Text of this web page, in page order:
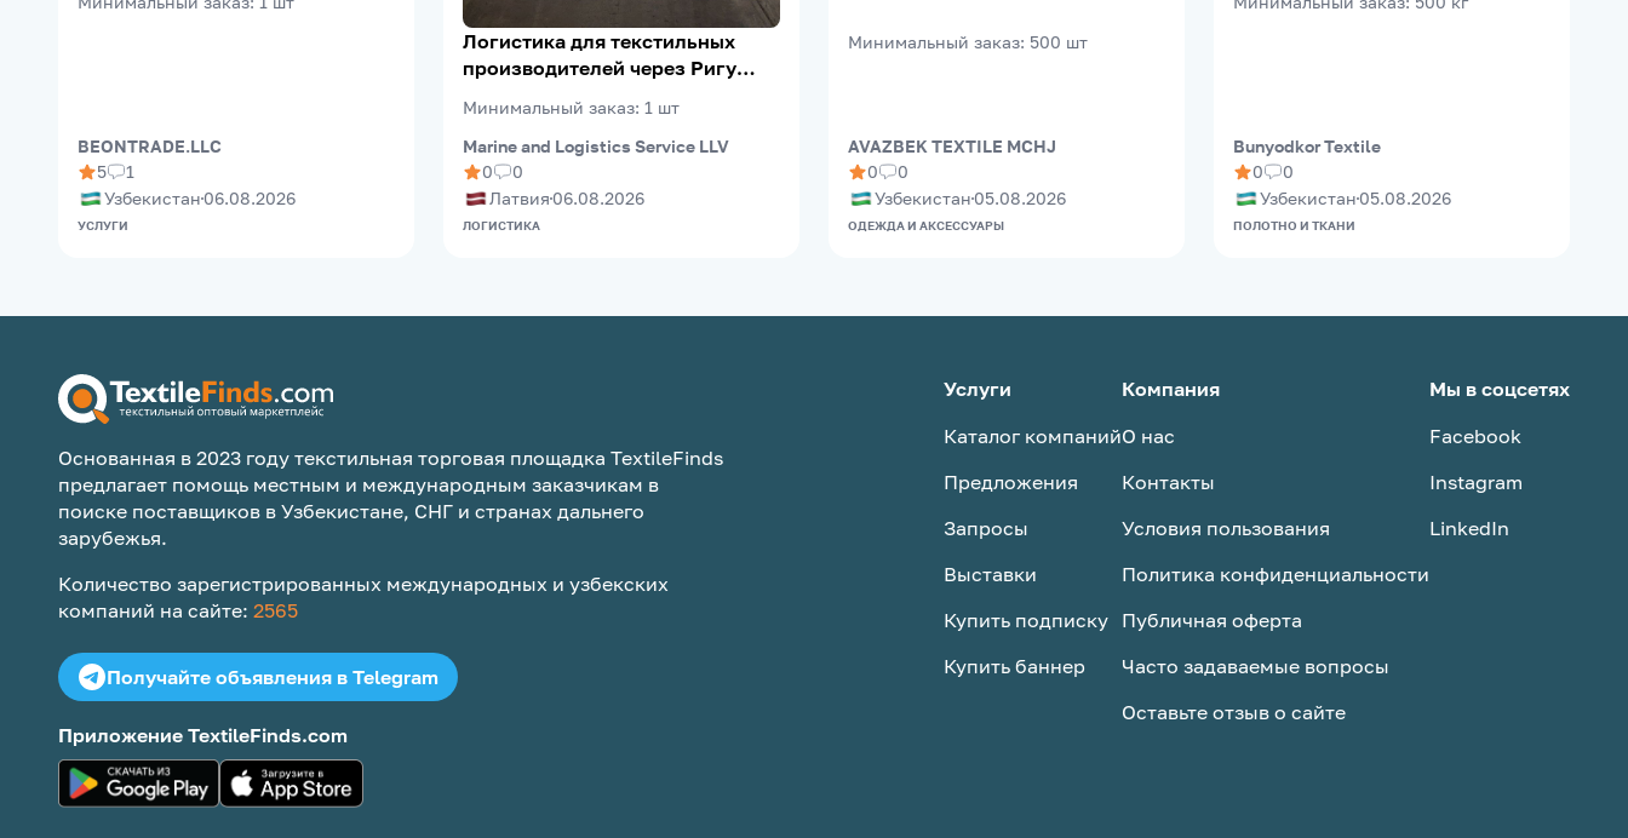
BEONTRADE.LLC
5
1
Узбекистан 06.08.2026
УСЛУГИ
Логистика для текстильных
производителей через Ригу
Минимальный заказ: 1 шт
Marine and Logistics Service LLV
0
0
Латвия 06.08.2026
ЛОГИСТИКА
Минимальный заказ: 500 шт
AVAZBEK TEXTILE MCHJ
0
0
Узбекистан 05.08.2026
ОДЕЖДА И АКСЕССУАРЫ
Bunyodkor Textile
0
0
Узбекистан 05.08.2026
ПОЛОТНО И ТКАНИ
Основанная в 2023 году текстильная торговая площадка TextileFinds
предлагает помощь местным и международным заказчикам в
поиске поставщиков в Узбекистане, СНГ и странах дальнего
зарубежья.
Количество зарегистрированных международных и узбекских
компаний на сайте: 2565
Получайте объявления в Telegram
Приложение TextileFinds.com
Услуги
Каталог компаний
Предложения
Запросы
Выставки
Купить подписку
Купить баннер
Компания
О нас
Контакты
Условия пользования
Политика конфиденциальности
Публичная оферта
Часто задаваемые вопросы
Оставьте отзыв о сайте
Мы в соцсетях
Facebook
Instagram
LinkedIn